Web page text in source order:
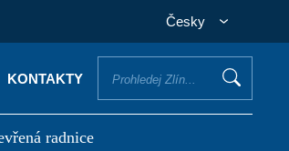
Česky
KONTAKTY
radnice